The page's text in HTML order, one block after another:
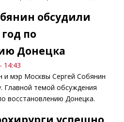
обсудили
по
Донецка
14:43
и мэр Москвы Сергей Собянин
Главной темой обсуждения
восстановлению Донецка.